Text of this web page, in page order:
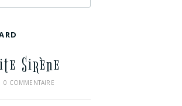
Sirène
0 COMMENTAIRE